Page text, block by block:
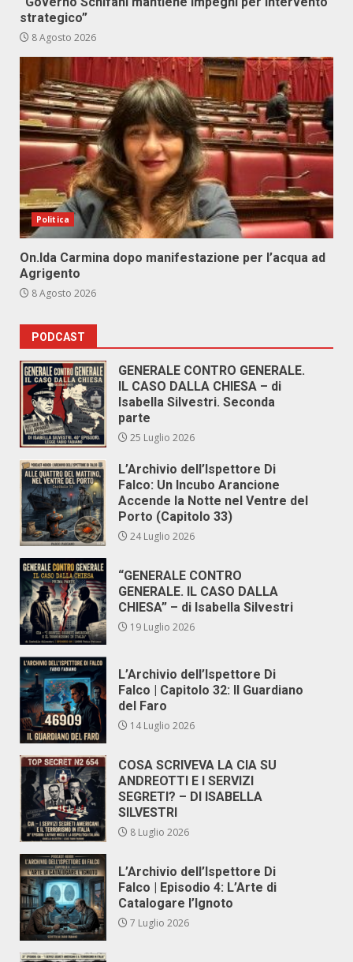
strategico”
8 Agosto 2026
Politica
On.Ida Carmina dopo manifestazione per l’acqua ad
Agrigento
8 Agosto 2026
PODCAST
GENERALE CONTRO GENERALE.
IL CASO DALLA CHIESA – di
Isabella Silvestri. Seconda
parte
25 Luglio 2026
L’Archivio dell’Ispettore Di
Falco: Un Incubo Arancione
Accende la Notte nel Ventre del
Porto (Capitolo 33)
24 Luglio 2026
“GENERALE CONTRO
GENERALE. IL CASO DALLA
CHIESA” – di Isabella Silvestri
19 Luglio 2026
L’Archivio dell’Ispettore Di
Falco | Capitolo 32: Il Guardiano
del Faro
14 Luglio 2026
COSA SCRIVEVA LA CIA SU
ANDREOTTI E I SERVIZI
SEGRETI? – DI ISABELLA
SILVESTRI
8 Luglio 2026
L’Archivio dell’Ispettore Di
Falco | Episodio 4: L’Arte di
Catalogare l’Ignoto
7 Luglio 2026